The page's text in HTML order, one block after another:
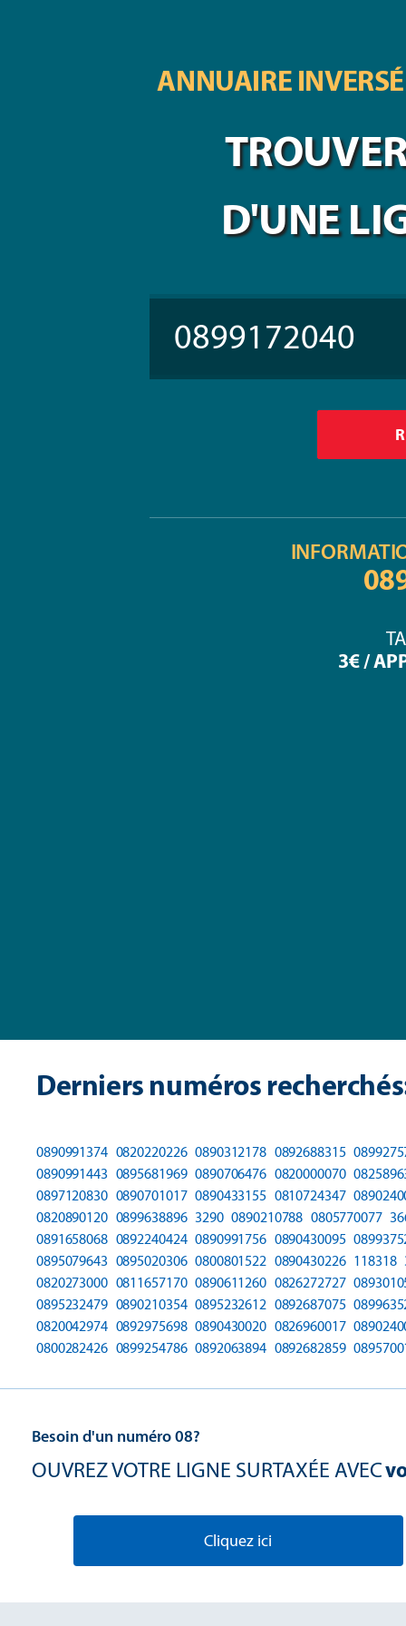
ANNUAIRE
D'UNE
3€ /
Derniers numéros
0890991374 0820220226 0890312178 0892688315
0890991443 0895681969 0890706476 0820000070
0897120830 0890701017 0890433155 0810724347
0820890120 0899638896 3290 0890210788 0805770077
0891658068 0892240424 0890991756 0890430095
0895079643 0895020306 0800801522 0890430226 118318
0820273000 0811657170 0890611260 0826272727
0895232479 0890210354 0895232612 0892687075
0820042974 0892975698 0890430020 0826960017
0800282426 0899254786 0892063894 0892682859
Besoin d'un numéro 08?
OUVREZ VOTRE LIGNE SURTAXÉE AVEC
Cliquez ici